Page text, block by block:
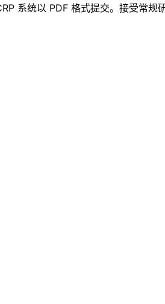
系统以 PDF 格式提交。接受常